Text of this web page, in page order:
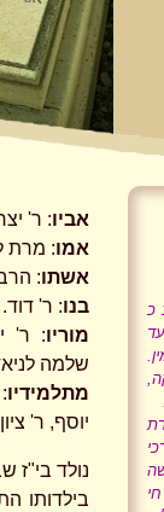
כ
אביו: ר'
אמו: מרת
אשתו:
בנו: ר' דוד.
מוריו: ר'
שלמה
מתלמידיו
יוסף, ר'
נולד בי"ז